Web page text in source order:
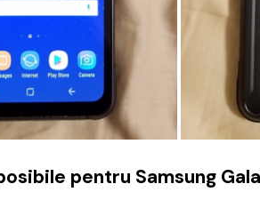
pentru Samsung